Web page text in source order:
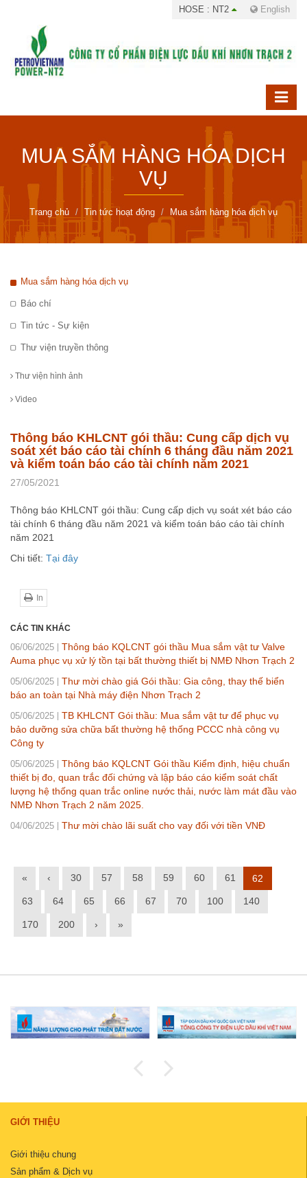
HOSE : NT2 English
MUA SẮM HÀNG HÓA DỊCH
VỤ
Trang chủ Tin tức hoạt động Mua sắm hàng hóa dịch vụ
Mua sắm hàng hóa dịch vụ
Báo chí
Tin tức - Sự kiện
Thư viện truyền thông
Thư viện hình ảnh
Video
Thông báo KHLCNT gói thầu: Cung cấp dịch vụ
soát xét báo cáo tài chính 6 tháng đầu năm 2021
và kiểm toán báo cáo tài chính năm 2021
27/05/2021
Thông báo KHLCNT gói thầu: Cung cấp dịch vụ soát xét báo cáo
tài chính 6 tháng đầu năm 2021 và kiểm toán báo cáo tài chính
năm 2021
Chi tiết: Tại đây
In
CÁC TIN KHÁC
06/06/2025
Thông báo KQLCNT gói thầu Mua sắm vật tư Valve
Auma phục vụ xử lý tồn tại bất thường thiết bị NMĐ Nhơn Trạch 2
05/06/2025
Thư mời chào giá Gói thầu: Gia công, thay thế biển
báo an toàn tại Nhà máy điện Nhơn Trạch 2
05/06/2025
TB KHLCNT Gói thầu: Mua sắm vật tư để phục vụ
bảo dưỡng sửa chữa bất thường hệ thống PCCC nhà công vụ
Công ty
05/06/2025
Thông báo KQLCNT Gói thầu Kiểm định, hiệu chuẩn
thiết bị đo, quan trắc đối chứng và lập báo cáo kiểm soát chất
lượng hệ thống quan trắc online nước thải, nước làm mát đầu vào
NMĐ Nhơn Trạch 2 năm 2025.
04/06/2025 Thư mời chào lãi suất cho vay đối với tiền VNĐ
« ‹ 30 57 58 59 60 61 62
63 64 65 66 67 70 100 140
170 200 › »
GIỚI THIỆU
Giới thiệu chung
Sản phẩm & Dịch vụ